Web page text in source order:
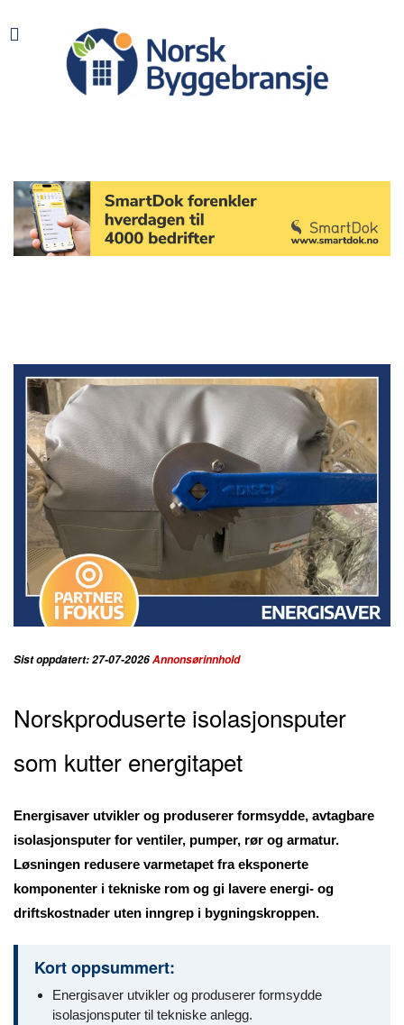
Sist oppdatert: 27-07-2026Annonsørinnhold
Norskproduserte isolasjonsputer
som kutter energitapet
Energisaver utvikler og produserer formsydde, avtagbare
isolasjonsputer for ventiler, pumper, rør og armatur.
Løsningen redusere varmetapet fra eksponerte
komponenter i tekniske rom og gi lavere energi- og
driftskostnader uten inngrep i bygningskroppen.
Kort oppsummert:
Energisaver utvikler og produserer formsydde
isolasjonsputer til tekniske anlegg.